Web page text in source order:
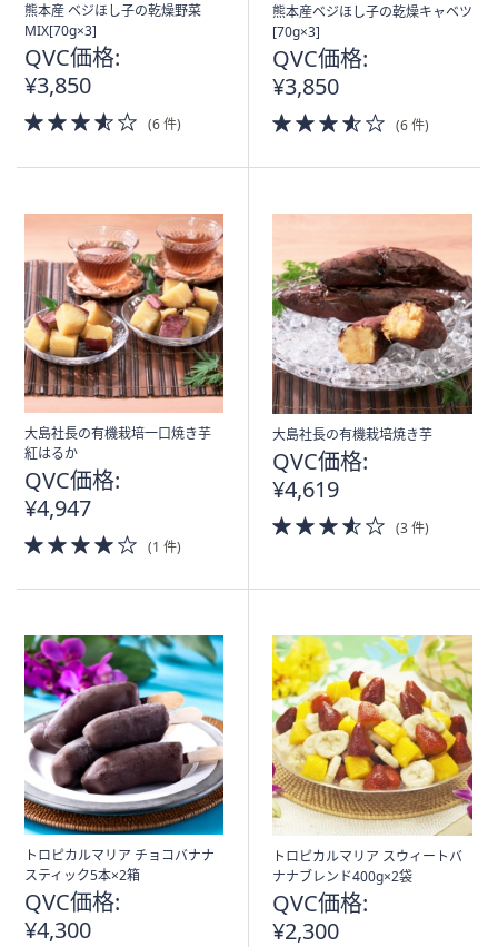
熊本産 ベジほし子の乾燥野菜
MIX[70g×3]
QVC価格:
¥3,850
3.5
of
(6 件)
熊本産ベジほし子の乾燥キャベツ
[70g×3]
QVC価格:
¥3,850
3.5
of
(6 件)
大島社長の有機栽培一口焼き芋
紅はるか
QVC価格:
¥4,947
4.0
of
(1 件)
大島社長の有機栽培焼き芋
QVC価格:
¥4,619
3.5
of
(3 件)
トロピカルマリア チョコバナナ
スティック5本×2箱
QVC価格:
¥4,300
トロピカルマリア スウィートバ
ナナブレンド400g×2袋
QVC価格:
¥2,300